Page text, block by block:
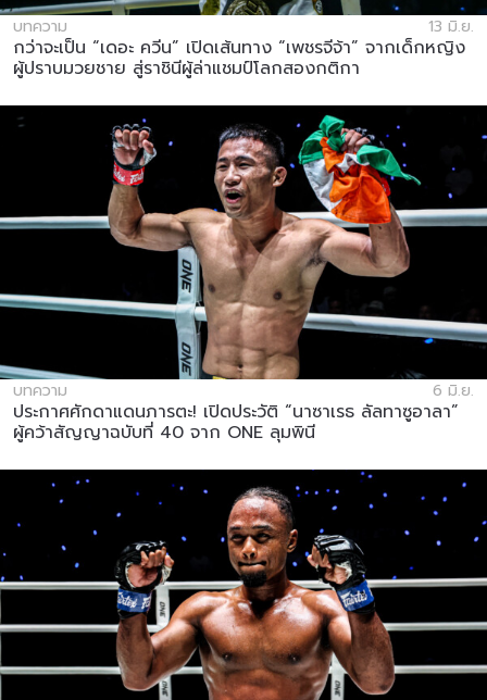
บทความ 13 มิ.ย.
กว่าจะเป็น “เดอะ ควีน” เปิดเส้นทาง “เพชรจีจ้า” จากเด็กหญิง
ผู้ปราบมวยชาย สู่ราชินีผู้ล่าแชมป์โลกสองกติกา
บทความ 6 มิ.ย.
ประกาศศักดาแดนภารตะ! เปิดประวัติ “นาซาเรธ ลัลทาซูอาลา”
ผู้คว้าสัญญาฉบับที่ 40 จาก ONE ลุมพินี